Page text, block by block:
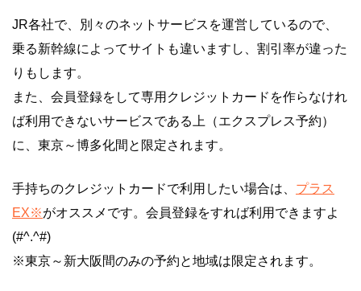
JR各社で、別々のネットサービスを運営しているので、
乗る新幹線によってサイトも違いますし、割引率が違った
りもします。
また、会員登録をして専用クレジットカードを作らなけれ
ば利用できないサービスである上（エクスプレス予約）
に、東京～博多化間と限定されます。
手持ちのクレジットカードで利用したい場合は、 プラス
EX※がオススメです。会員登録をすれば利用できますよ
(#^.^#)
※東京～新大阪間のみの予約と地域は限定されます。